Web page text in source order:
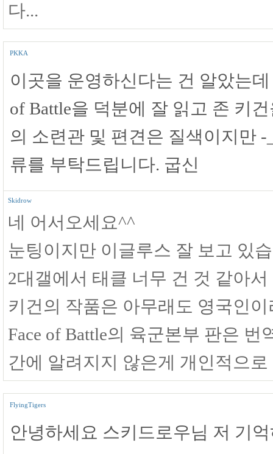
다...
PKKA
이곳을 운영하신다는 건 알았는
of Battle을 덕분에 잘 읽고 존 키
의 소련관 및 편견은 질색이지만
류를 부탁드립니다. 굽신
Skidrow
네 어서오세요^^
눈팅이지만 이글루스 잘 보고 있
2대갤에서 태클 너무 건 것 같아
키건의 작품은 아무래도 영국인
Face of Battle의 육군본부 판은
간에 알려지지 않은게 개인적으
FlyingTigers
안녕하세요 스키드로우님 저 기